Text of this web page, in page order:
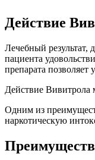
Действие
Лечебный результат,
пациента
препарата
Действие
Одним из
наркотическую